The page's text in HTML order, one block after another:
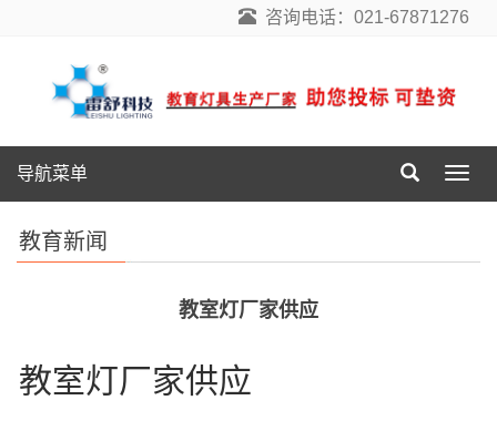
咨询电话：021-67871276
导
航
导航菜单
教育新闻
教室灯厂家供应
教室灯厂家供应